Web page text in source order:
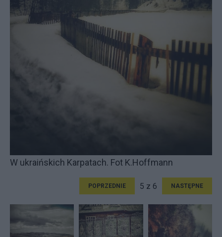
W ukraińskich Karpatach. Fot K.Hoffmann
POPRZEDNIE 5 z 6 NASTĘPNE